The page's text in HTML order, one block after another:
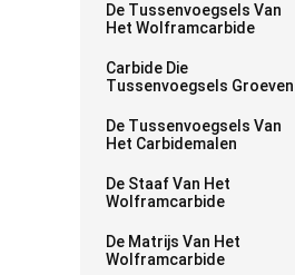
De Tussenvoegsels Van
Het Wolframcarbide
Carbide Die
Tussenvoegsels Groeven
De Tussenvoegsels Van
Het Carbidemalen
De Staaf Van Het
Wolframcarbide
De Matrijs Van Het
Wolframcarbide